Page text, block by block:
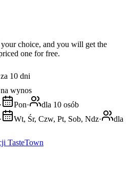
choice, and you will get the
one for free.
10 dni
wynos
· Pon·
dla 10 osób
· Wt, Śr, Czw, Pt, Sob, Ndz·
dla
TasteTown